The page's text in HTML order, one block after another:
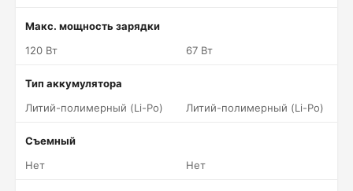
Макс. мощность зарядки
120 Вт
67 Вт
Тип аккумулятора
Литий-полимерный (Li-Po)
Литий-полимерный (Li-Po)
Съемный
Нет
Нет